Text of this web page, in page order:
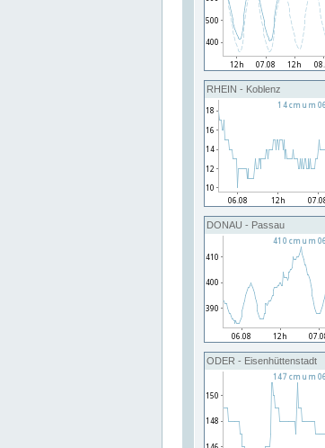
RHEIN - Koblenz
DONAU - Passau
ODER - Eisenhüttenstadt